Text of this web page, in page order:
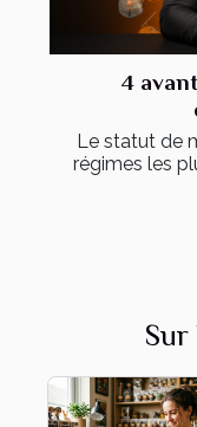
4
Le statut de
régimes les
Sur